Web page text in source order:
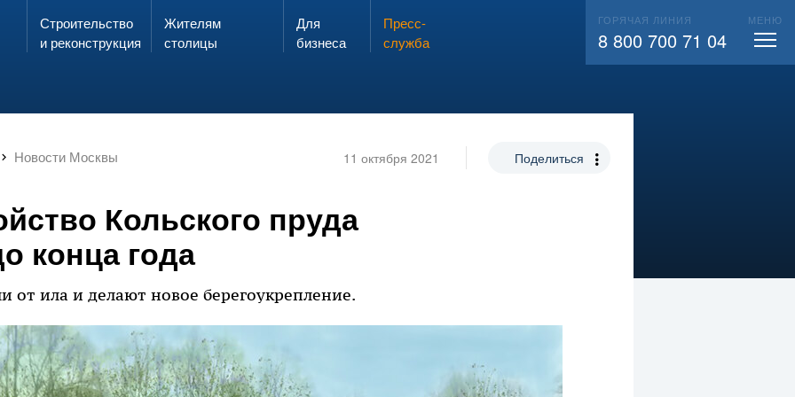
Запах газа?
ЗВОНИ 104 ВЫЗВАТЬ СЛЕСАРЯ
Строительство
и реконструкция
Жителям
столицы
Для
бизнеса
Пресс-
служба
ГОРЯЧАЯ ЛИНИЯ
8 800 700 71 04
МЕНЮ
Новости Москвы 11 октября 2021 Поделиться
Кольского пруда
конца года
от ила и делают новое берегоукрепление.